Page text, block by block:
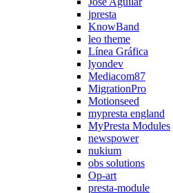
jpresta
KnowBand
leo theme
Línea Gráfica
lyondev
Mediacom87
MigrationPro
Motionseed
mypresta england
MyPresta Modules
newspower
nukium
obs solutions
Op-art
presta-module